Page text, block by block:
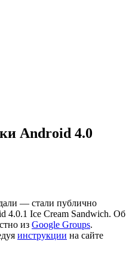
Android 4.0
— стали публично
4.0.1 Ice Cream Sandwich. Об
из Google Groups.
инструкции на сайте